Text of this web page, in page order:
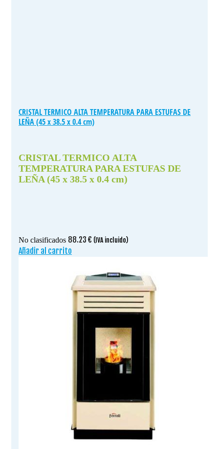
CRISTAL TERMICO ALTA TEMPERATURA PARA ESTUFAS DE
LEÑA (45 x 38.5 x 0.4 cm)
CRISTAL TERMICO ALTA
TEMPERATURA PARA ESTUFAS DE
LEÑA (45 x 38.5 x 0.4 cm)
No clasificados 88.23 € (IVA incluido)
Añadir al carrito